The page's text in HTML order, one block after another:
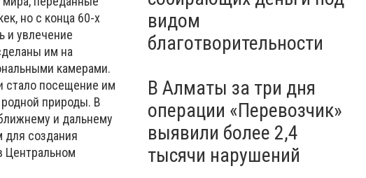
но с конца 60-х
и увлечение
им на
камерами.
стало посещение им
природы. В
и дальнему
для создания
Центральном
видом
благотворительности
В Алматы за три дня
операции «Перевозчик»
выявили более 2,4
тысячи нарушений